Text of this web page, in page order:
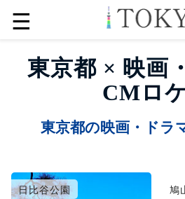
☰
東京都 × 映画
CMロ
東京都の映画・ドラ
日比谷公園 鳩